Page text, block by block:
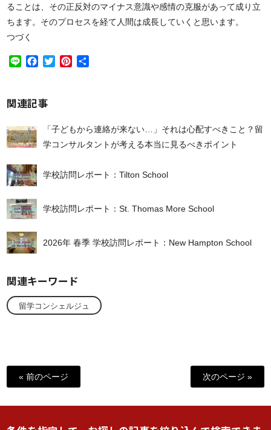
ることは、その正反対のマイナス意識や感情の克服があって成り立
ちます。そのプロセスを経て人間は成長していくと思います。
つづく
Line Facebook
TwitterPinterest
関連記事
「子どもから連絡が来ない…」それは心配すべきこと？留
学コンサルタントが考える本当に見るべきポイント
学校訪問レポート：Tilton School
学校訪問レポート：St. Thomas More School
2026年 春季 学校訪問レポート：New Hampton School
関連キーワード
留学コンシェルジュ
« 前のページ 次のページ »